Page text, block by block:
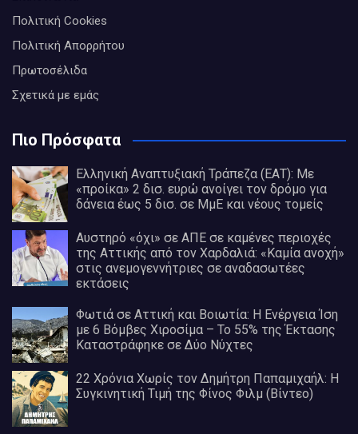
Πολιτική Cookies
Πολιτική Απορρήτου
Πρωτοσέλιδα
Σχετικά με εμάς
Πιο Πρόσφατα
Ελληνική Αναπτυξιακή Τράπεζα (ΕΑΤ): Με
«προίκα» 2 δισ. ευρώ ανοίγει τον δρόμο για
δάνεια έως 5 δισ. σε ΜμΕ και νέους τομείς
Αυστηρό «όχι» σε ΑΠΕ σε καμένες περιοχές
της Αττικής από τον Χαρδαλιά: «Καμία ανοχή»
στις ανεμογεννήτριες σε αναδασωτέες
εκτάσεις
Φωτιά σε Αττική και Βοιωτία: Η Ενέργεια Ίση
με 6 Βόμβες Χιροσίμα – Το 55% της Έκτασης
Καταστράφηκε σε Δύο Νύχτες
22 Χρόνια Χωρίς τον Δημήτρη Παπαμιχαήλ: Η
Συγκινητική Τιμή της Φίνος Φιλμ (Βίντεο)